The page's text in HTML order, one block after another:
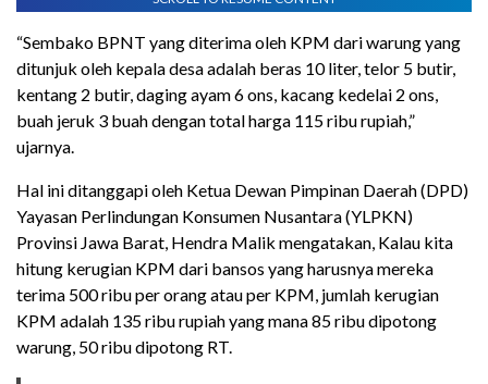
“Sembako BPNT yang diterima oleh KPM dari warung yang
ditunjuk oleh kepala desa adalah beras 10 liter, telor 5 butir,
kentang 2 butir, daging ayam 6 ons, kacang kedelai 2 ons,
buah jeruk 3 buah dengan total harga 115 ribu rupiah,”
ujarnya.
Hal ini ditanggapi oleh Ketua Dewan Pimpinan Daerah (DPD)
Yayasan Perlindungan Konsumen Nusantara (YLPKN)
Provinsi Jawa Barat, Hendra Malik mengatakan, Kalau kita
hitung kerugian KPM dari bansos yang harusnya mereka
terima 500 ribu per orang atau per KPM, jumlah kerugian
KPM adalah 135 ribu rupiah yang mana 85 ribu dipotong
warung, 50 ribu dipotong RT.